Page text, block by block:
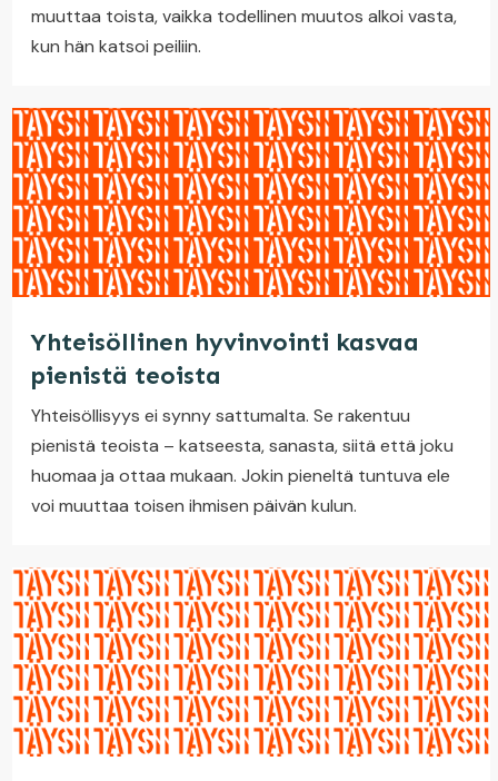
muuttaa toista, vaikka todellinen muutos alkoi vasta,
kun hän katsoi peiliin.
Yhteisöllinen hyvinvointi kasvaa
pienistä teoista
Yhteisöllisyys ei synny sattumalta. Se rakentuu
pienistä teoista – katseesta, sanasta, siitä että joku
huomaa ja ottaa mukaan. Jokin pieneltä tuntuva ele
voi muuttaa toisen ihmisen päivän kulun.